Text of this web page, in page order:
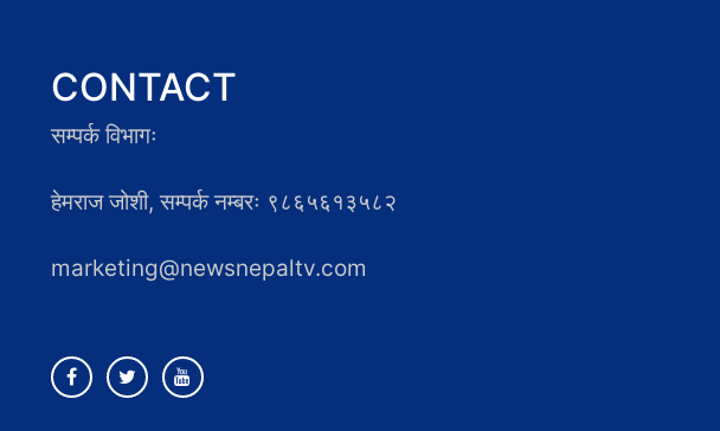
CONTACT
सम्पर्क विभागः
हेमराज जोशी, सम्पर्क नम्बरः ९८६५६१३५८२
marketing@newsnepaltv.com